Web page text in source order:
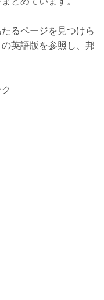
るページを見つけら
英語版を参照し、邦